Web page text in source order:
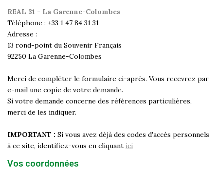
Gestion De Copropriété
NOUS CONNAITRE
Historique
Nos Valeurs
Nos Actualités
REAL 31 - La Garenne-Colombes
Téléphone : +33 1 47 84 31 31
Adresse :
13 rond-point du Souvenir Français
92250 La Garenne-Colombes
Merci de compléter le formulaire ci-après. Vous recevrez par
e-mail une copie de votre demande.
Si votre demande concerne des références particulières,
merci de les indiquer.
IMPORTANT : Si vous avez déjà des codes d'accés personnels
à ce site, identifiez-vous en cliquant ici
Vos coordonnées